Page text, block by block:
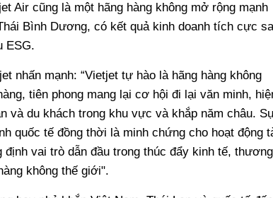
Air cũng là một hãng hàng không mở rộng mạnh
Bình Dương, có kết quả kinh doanh tích cực
ESG.
nhấn mạnh: “Vietjet tự hào là hãng hàng không
tiên phong mang lại cơ hội đi lại văn minh,
du khách trong khu vực và khắp năm châu.
quốc tế đồng thời là minh chứng cho hoạt động
vai trò dẫn đầu trong thúc đẩy kinh tế, thương
không thế giới".